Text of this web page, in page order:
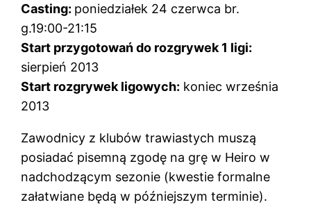
Casting: poniedziałek 24 czerwca br.
g.19:00-21:15
Start przygotowań do rozgrywek 1 ligi:
sierpień 2013
Start rozgrywek ligowych: koniec września
2013
Zawodnicy z klubów trawiastych muszą
posiadać pisemną zgodę na grę w Heiro w
nadchodzącym sezonie (kwestie formalne
załatwiane będą w późniejszym terminie).